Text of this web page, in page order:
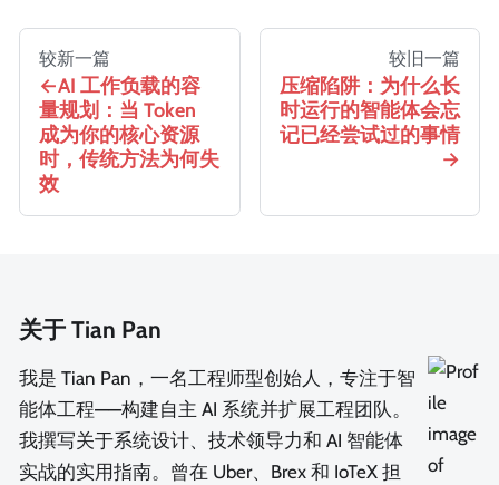
较新一篇
AI 工作负载的容
量规划：当 Token
成为你的核心资源
时，传统方法为何失
效
较旧一篇
压缩陷阱：为什么长
时运行的智能体会忘
记已经尝试过的事情
关于 Tian Pan
我是 Tian Pan，一名工程师型创始人，专注于智
能体工程——构建自主 AI 系统并扩展工程团队。
我撰写关于系统设计、技术领导力和 AI 智能体
实战的实用指南。曾在 Uber、Brex 和 IoTeX 担